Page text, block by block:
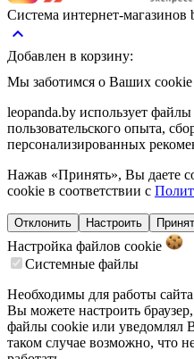
Система интернет-магазинов
keyboard_arrow_up
Добавлен в корзину:
Мы заботимся о Ваших cookie
leopanda.by использует
пользовательского опыта,
персонализированных
Нажав «Принять», Вы даете
cookie в соответствии с
Отклонить Настроить
Настройка файлов cookie
Системные файлы
Необходимы для работы
Вы можете настроить
файлы cookie или уведомлял
таком случае возможно, что